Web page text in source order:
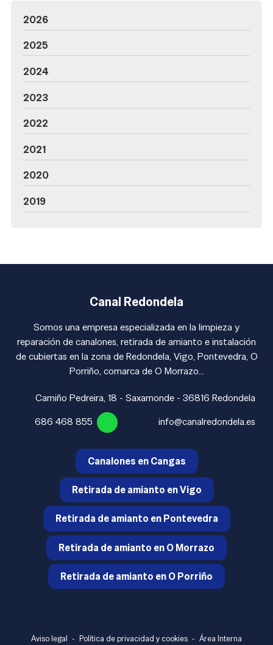
2026
2025
2024
2023
2022
2021
2020
2019
Canal Redondela
Somos una empresa especializada en la limpieza y
reparación de canalones, retirada de amianto e instalación
de cubiertas en la zona de Redondela, Vigo, Pontevedra, O
Porriño, comarca de O Morrazo...
Camiño Pedreira, 18 - Saxamonde - 36816 Redondela
686 468 855
info@canalredondela.es
Canalones en Cangas
Retirada de amianto en Vigo
Retirada de amianto en Pontevedra
Retirada de amianto en O Morrazo
Retirada de amianto en O Porriño
Aviso legal - Política de privacidad y cookies - Área Interna